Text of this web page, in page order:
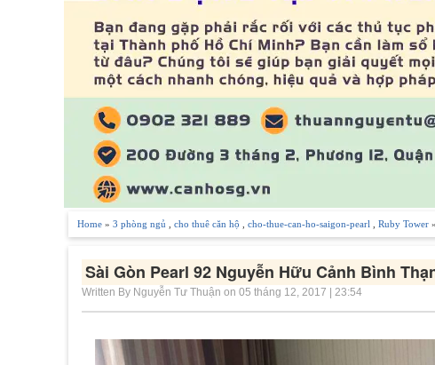
Home » 3 phòng ngủ cho thuê căn hộ cho-thue-can-ho-saigon-pearl Ruby Tower
Sài Gòn Pearl 92 Nguyễn Hữu Cảnh Bình
Written By Nguyễn Tư Thuận on 05 tháng 12, 2017 | 23:54